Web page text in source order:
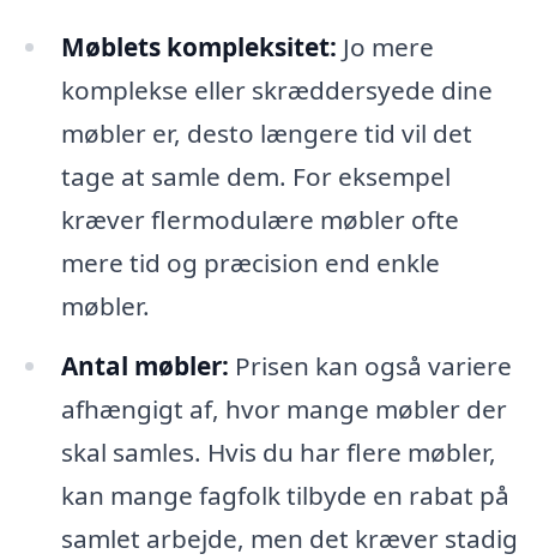
Møblets kompleksitet: Jo mere
komplekse eller skræddersyede dine
møbler er, desto længere tid vil det
tage at samle dem. For eksempel
kræver flermodulære møbler ofte
mere tid og præcision end enkle
møbler.
Antal møbler: Prisen kan også variere
afhængigt af, hvor mange møbler der
skal samles. Hvis du har flere møbler,
kan mange fagfolk tilbyde en rabat på
samlet arbejde, men det kræver stadig